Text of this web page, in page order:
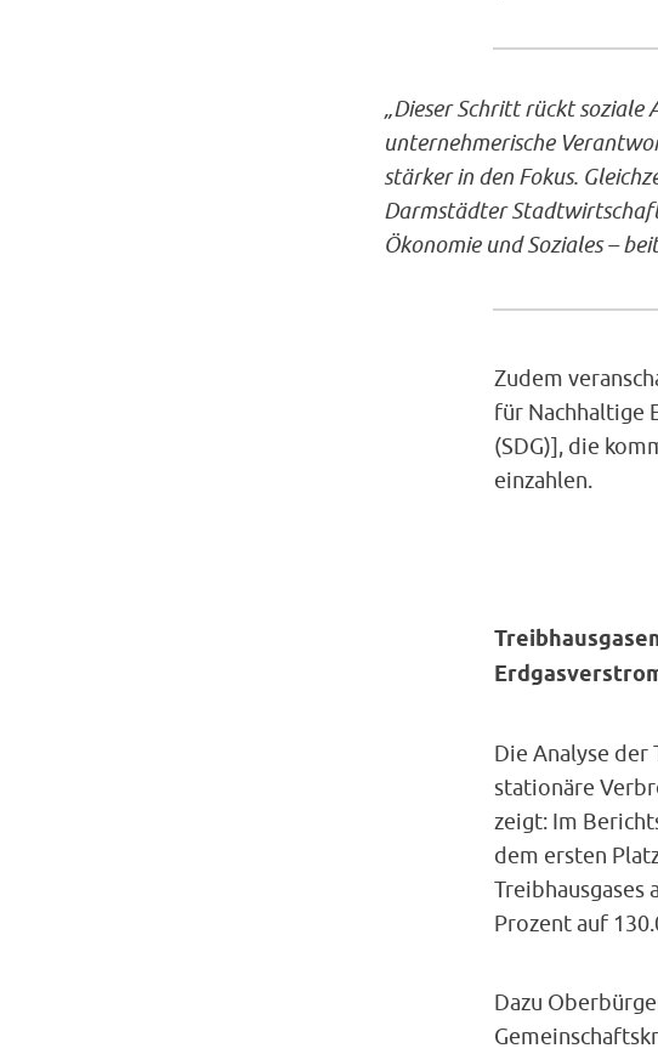
„Dieser Schritt rückt soziale
unternehmerische
stärker in den Fokus.
Darmstädter
Ökonomie und Soziales –
Zudem
für Nachhaltige
(SDG)], die
einzahlen.
Die Analyse der
stationäre
zeigt: Im
dem ersten
Treibhausgases
Prozent auf
Dazu